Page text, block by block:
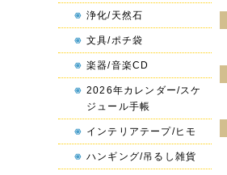
浄化/天然石
文具/ポチ袋
楽器/音楽CD
2026年カレンダー/スケ
ジュール手帳
インテリアテープ/ヒモ
ハンギング/吊るし雑貨